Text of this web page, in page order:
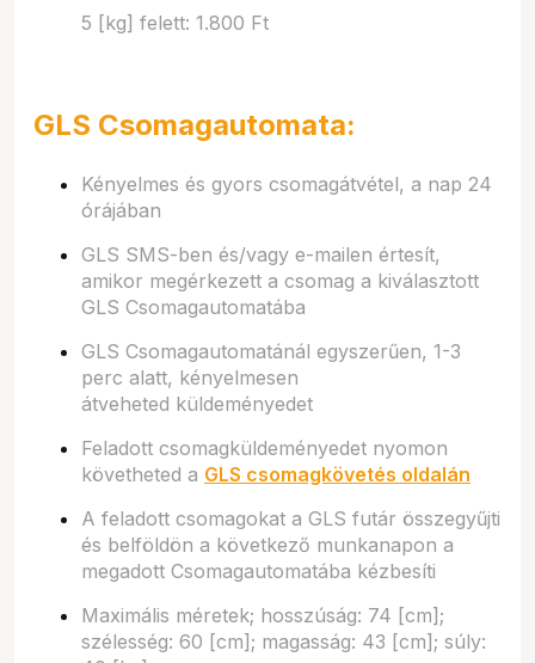
5 [kg] felett: 1.800 Ft
GLS Csomagautomata:
Kényelmes és gyors csomagátvétel, a nap 24
órájában
GLS SMS-ben és/vagy e-mailen értesít,
amikor megérkezett a csomag a kiválasztott
GLS Csomagautomatába
GLS Csomagautomatánál egyszerűen, 1-3
perc alatt, kényelmesen
átveheted küldeményedet
Feladott csomagküldeményedet nyomon
követheted a GLS csomagkövetés oldalán
A feladott csomagokat a GLS futár összegyűjti
és belföldön a következő munkanapon a
megadott Csomagautomatába kézbesíti
Maximális méretek; hosszúság: 74 [cm];
szélesség: 60 [cm]; magasság: 43 [cm]; súly: